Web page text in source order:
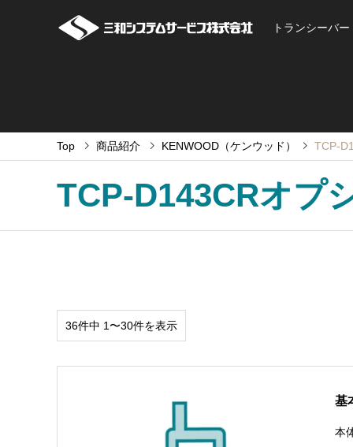
トランシーバ
Top 商品紹介 KENWOOD（ケンウッド） TCP-
TCP-D143CRオプ
36件中 1〜30件を表示
基
本